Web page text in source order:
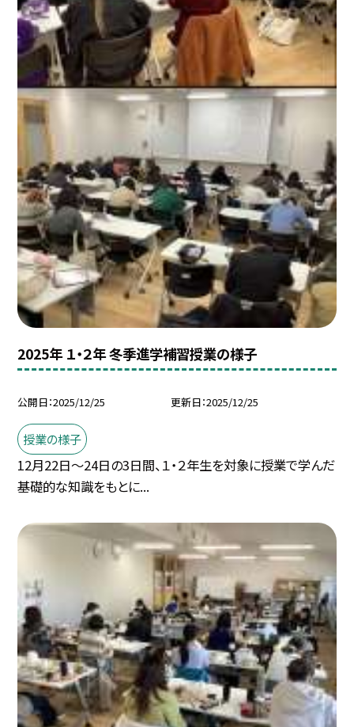
2025年 １・２年 冬季進学補習授業の様子
公開日 2025/12/25 更新日 2025/12/25
授業の様子
12月22日〜24日の3日間、１・２年生を対象に授業で学んだ
基礎的な知識をもとに...